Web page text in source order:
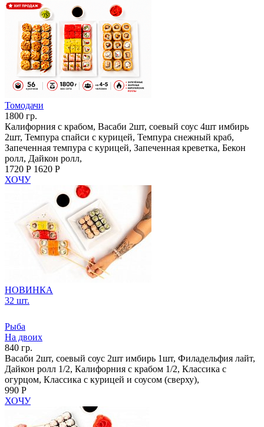
Томодачи
1800 гр.
Калифорния с крабом, Васаби 2шт, соевый соус 4шт имбирь
2шт, Темпура спайси с курицей, Темпура снежный краб,
Запеченная темпура с курицей, Запеченная креветка, Бекон
ролл, Дайкон ролл,
1720 Р 1620 Р
ХОЧУ
НОВИНКА
32 шт.
Рыба
На двоих
840 гр.
Васаби 2шт, соевый соус 2шт имбирь 1шт, Филадельфия лайт,
Дайкон ролл 1/2, Калифорния с крабом 1/2, Классика с
огурцом, Классика с курицей и соусом (сверху),
990 Р
ХОЧУ